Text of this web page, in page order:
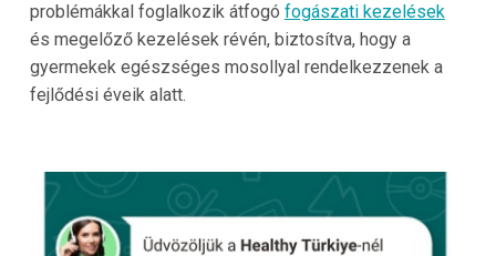
problémákkal foglalkozik átfogó fogászati kezelések
és megelőző kezelések révén, biztosítva, hogy a
gyermekek egészséges mosollyal rendelkezzenek a
fejlődési éveik alatt.